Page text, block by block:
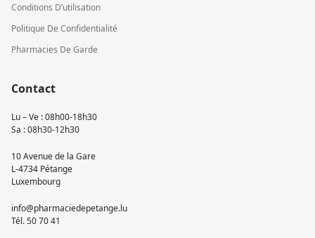
Conditions D’utilisation
Politique De Confidentialité
Pharmacies De Garde
Contact
Lu – Ve : 08h00-18h30
Sa : 08h30-12h30
10 Avenue de la Gare
L-4734 Pétange
Luxembourg
info@pharmaciedepetange.lu
Tél.50 70 41